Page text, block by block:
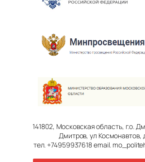
141802, Московская область, г.о.
Дмитров, ул Космонавтов,
тел. +74959937618 email.